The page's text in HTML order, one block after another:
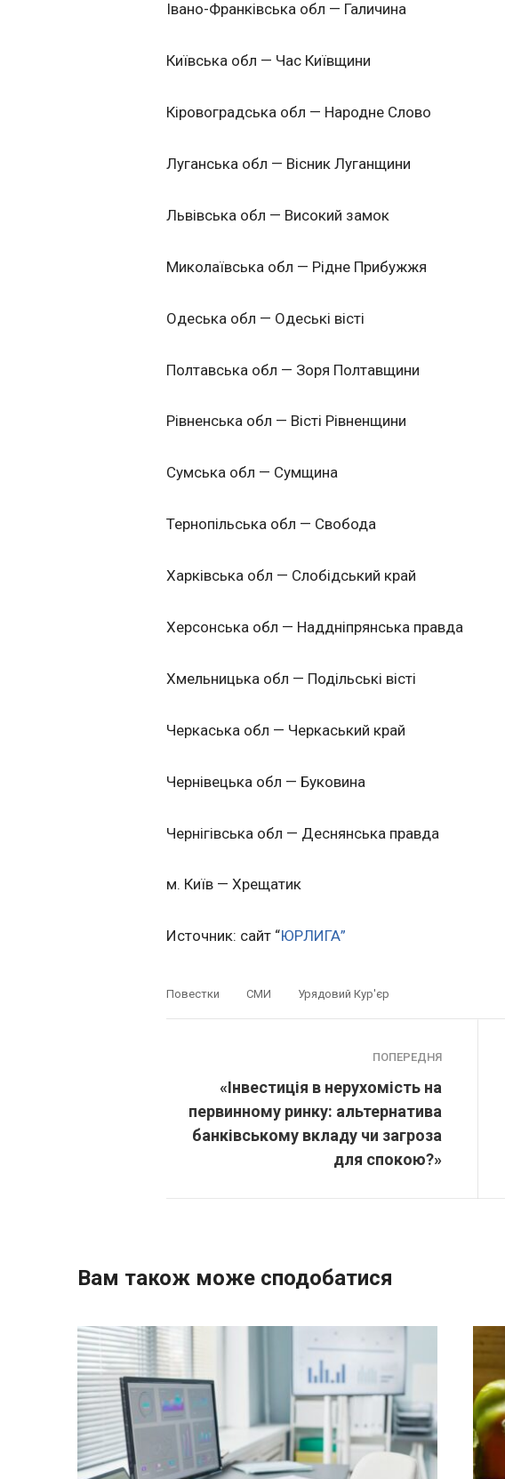
Івано-Франківська обл — Галичина
Київська обл — Час Київщини
Кіровоградська обл — Народне Слово
Луганська обл — Вісник Луганщини
Львівська обл — Високий замок
Миколаївська обл — Рідне Прибужжя
Одеська обл — Одеські вісті
Полтавська обл — Зоря Полтавщини
Рівненська обл — Вісті Рівненщини
Сумська обл — Сумщина
Тернопільська обл — Свобода
Харківська обл — Слобідський край
Херсонська обл — Наддніпрянська правда
Хмельницька обл — Подільські вісті
Черкаська обл — Черкаський край
Чернівецька обл — Буковина
Чернігівська обл — Деснянська правда
м. Київ — Хрещатик
Источник: сайт “ЮРЛИГА”
Повестки СМИ Урядовий Кур'єр
ПОПЕРЕДНЯ
«Інвестиція в нерухомість на
первинному ринку: альтернатива
банківському вкладу чи загроза
для спокою?»
Вам також може сподобатися